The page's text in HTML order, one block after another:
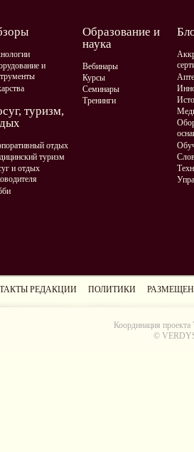
и
Образование и
наука
Вебинары
Курсы
Семинары
Тренинги
туризм,
отдых
туризм
и отдых
РЕДАКЦИИ ПОЛИТИКИ
Координация проекта
©